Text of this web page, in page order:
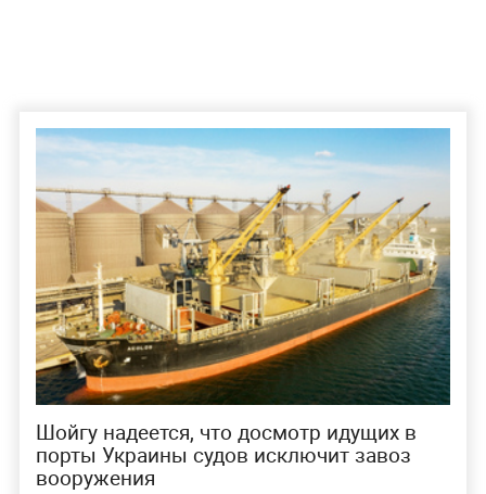
Шойгу надеется, что досмотр идущих в
порты Украины судов исключит завоз
вооружения